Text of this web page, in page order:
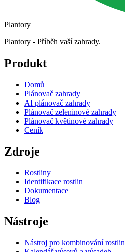
Plantory
Plantory - Příběh vaší zahrady.
Produkt
Domů
Plánovač zahrady
AI plánovač zahrady
Plánovač zeleninové zahrady
Plánovač květinové zahrady
Ceník
Zdroje
Rostliny
Identifikace rostlin
Dokumentace
Blog
Nástroje
Nástroj pro kombinování rostlin